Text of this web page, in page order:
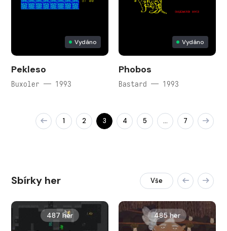
Vydáno
Pekleso
Buxoler — 1993
Vydáno
Phobos
Bastard — 1993
1 2 3 4 5 … 7
Sbírky her Vše
487 her 485 her